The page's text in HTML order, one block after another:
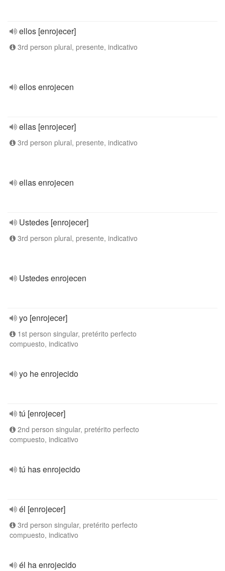
ellos [enrojecer]
3rd person plural, presente, indicativo
ellos enrojecen
ellas [enrojecer]
3rd person plural, presente, indicativo
ellas enrojecen
Ustedes [enrojecer]
3rd person plural, presente, indicativo
Ustedes enrojecen
yo [enrojecer]
1st person singular, pretérito perfecto
compuesto, indicativo
yo he enrojecido
tú [enrojecer]
2nd person singular, pretérito perfecto
compuesto, indicativo
tú has enrojecido
él [enrojecer]
3rd person singular, pretérito perfecto
compuesto, indicativo
él ha enrojecido